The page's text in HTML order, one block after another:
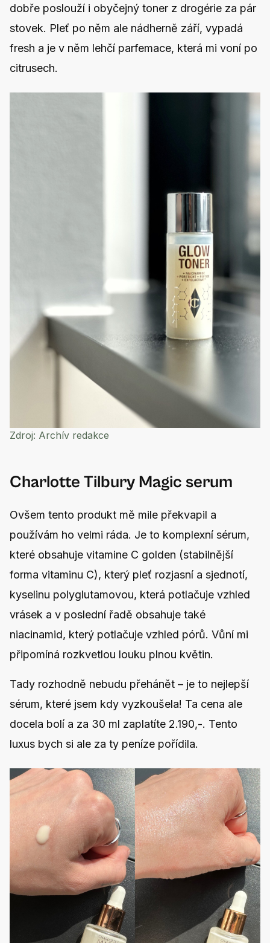
dobře poslouží i obyčejný toner z drogérie za pár
stovek. Pleť po něm ale nádherně září, vypadá
fresh a je v něm lehčí parfemace, která mi voní po
citrusech.
Zdroj: Archív redakce
Charlotte Tilbury Magic serum
Ovšem tento produkt mě mile překvapil a
používám ho velmi ráda. Je to komplexní sérum,
které obsahuje vitamine C golden (stabilnější
forma vitaminu C), který pleť rozjasní a sjednotí,
kyselinu polyglutamovou, která potlačuje vzhled
vrásek a v poslední řadě obsahuje také
niacinamid, který potlačuje vzhled pórů. Vůní mi
připomíná rozkvetlou louku plnou květin.
Tady rozhodně nebudu přehánět – je to nejlepší
sérum, které jsem kdy vyzkoušela! Ta cena ale
docela bolí a za 30 ml zaplatíte 2.190,-. Tento
luxus bych si ale za ty peníze pořídila.